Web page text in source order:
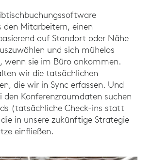
den Mitarbeitern, einen
auf Standort oder Nähe
und sich mühelos
wenn sie im Büro ankommen.
wir die tatsächlichen
die wir in Sync erfassen. Und
den Konferenzraumdaten suchen
(tatsächliche Check-ins statt
in unsere zukünftige Strategie
einfließen.